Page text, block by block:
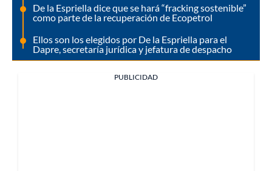
De la Espriella dice que se hará “fracking sostenible”
como parte de la recuperación de Ecopetrol
Ellos son los elegidos por De la Espriella para el
Dapre, secretaría jurídica y jefatura de despacho
PUBLICIDAD